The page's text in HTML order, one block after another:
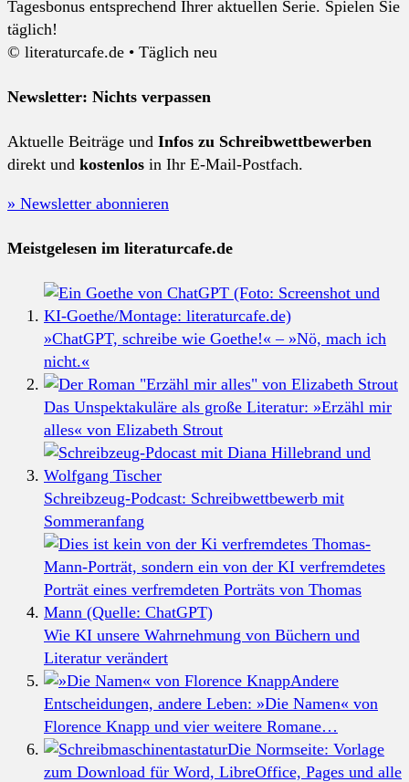
Tagesbonus entsprechend Ihrer aktuellen Serie. Spielen Sie
täglich!
© literaturcafe.de • Täglich neu
Newsletter: Nichts verpassen
Aktuelle Beiträge und Infos zu Schreibwettbewerben
direkt und kostenlos in Ihr E-Mail-Postfach.
» Newsletter abonnieren
Meistgelesen im literaturcafe.de
»ChatGPT, schreibe wie Goethe!« – »Nö, mach ich
nicht.«
Das Unspektakuläre als große Literatur: »Erzähl mir
alles« von Elizabeth Strout
Schreibzeug-Podcast: Schreibwettbewerb mit
Sommeranfang
Wie KI unsere Wahrnehmung von Büchern und
Literatur verändert
Andere
Entscheidungen, andere Leben: »Die Namen« von
Florence Knapp und vier weitere Romane…
Die Normseite: Vorlage
zum Download für Word, LibreOffice, Pages und alle